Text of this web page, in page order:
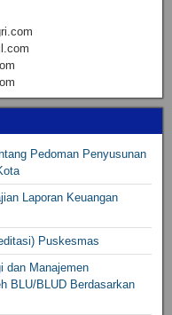
Pedoman Penyusunan
Laporan Keuangan
Puskesmas
dan Manajemen
BLU/BLUD Berdasarkan